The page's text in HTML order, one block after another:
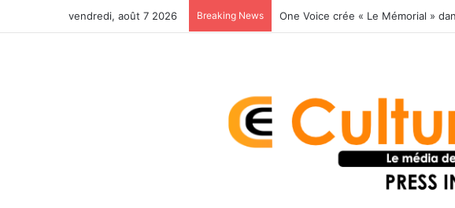
vendredi, août 7 2026 Breaking News One Voice crée « Le Mémorial »